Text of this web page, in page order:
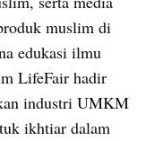
muslim di
edukasi ilmu
LifeFair hadir
industri UMKM
ikhtiar dalam